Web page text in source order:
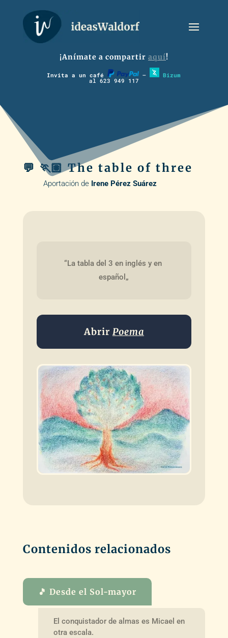
¡Anímate a compartir aquí!
Invita a un café – Bizum
al 623 949 117
💬 🏃🏽 The table of three
Aportación de Irene Pérez Suárez
“La tabla del 3 en inglés y en
español„
Abrir Poema
Contenidos relacionados
🎵 Desde el Sol-mayor
El conquistador de almas es Micael en
otra escala.